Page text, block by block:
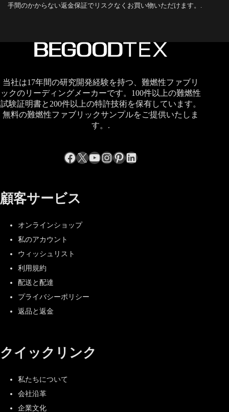
手間のかからない返金保証でリスクなくお買い物いただけます。.
当社は17年間の研究開発経験を持つ、難燃性ファブリ
ックのリーディングメーカーです。100件以上の難燃性
試験証明書と200件以上の特許技術を保有しています。
無料の難燃性ファブリックサンプルをご提供いたしま
す。.
Facebook
X YouTube
Instagram
Pinterest
LinkedIn
顧客サービス
オンラインショップ
私のアカウント
ウィッシュリスト
利用規約
配送と配達
プライバシーポリシー
返品と返金
クイックリンク
私たちについて
会社沿革
企業文化